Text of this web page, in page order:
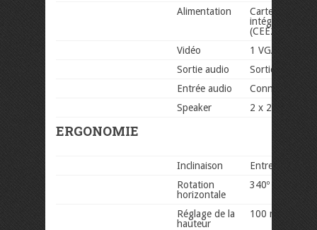
Alimentation
Carte
intégrée, prise
(CEE22)
Vidéo
1 VGA, 1 DVI,
Sortie audio
Sortie
Entrée audio
Connecteur
Speaker
2 x 2 W
ERGONOMIE
Inclinaison
Entre 25 et -5
Rotation
horizontale
340º
Réglage de la
hauteur
100 mm